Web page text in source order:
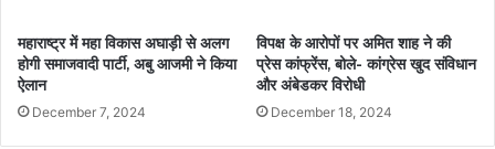
महाराष्ट्र में महा विकास अघाड़ी से अलग
होगी समाजवादी पार्टी, अबु आजमी ने किया
ऐलान
December 7, 2024
विपक्ष के आरोपों पर अमित शाह ने की
प्रेस कांफ्रेंस, बोले- कांग्रेस खुद संविधान
और अंबेडकर विरोधी
December 18, 2024